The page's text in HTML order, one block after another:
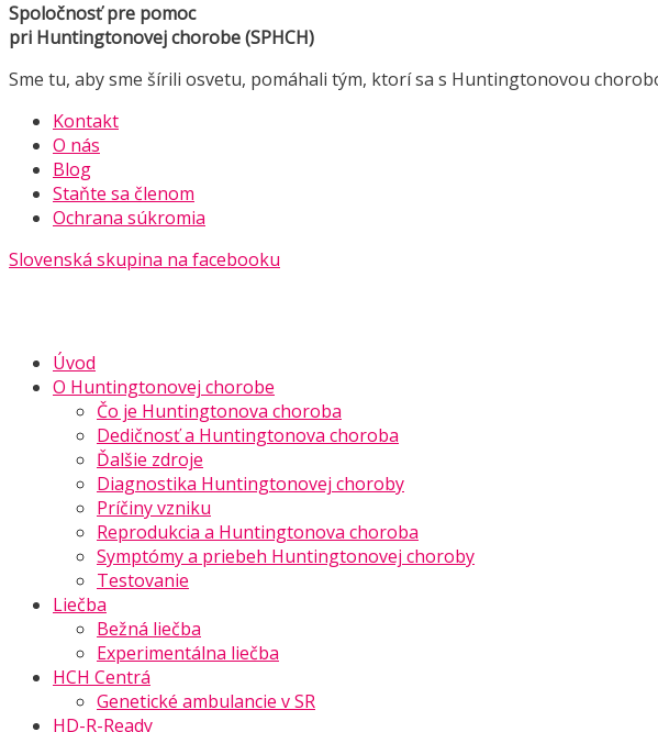
Spoločnosť pre pomoc
pri Huntingtonovej chorobe (SPHCH)
Sme tu, aby sme šírili osvetu, pomáhali tým, ktorí sa s Huntingtonovou
Kontakt
O nás
Blog
Staňte sa členom
Ochrana súkromia
Slovenská skupina na facebooku
Úvod
O Huntingtonovej chorobe
Čo je Huntingtonova choroba
Dedičnosť a Huntingtonova choroba
Ďalšie zdroje
Diagnostika Huntingtonovej choroby
Príčiny vzniku
Reprodukcia a Huntingtonova choroba
Symptómy a priebeh Huntingtonovej choroby
Testovanie
Liečba
Bežná liečba
Experimentálna liečba
HCH Centrá
Genetické ambulancie v SR
HD-R-Ready